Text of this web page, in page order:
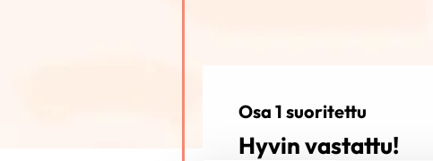
Osa 1 suoritettu
Hyvin vastattu!